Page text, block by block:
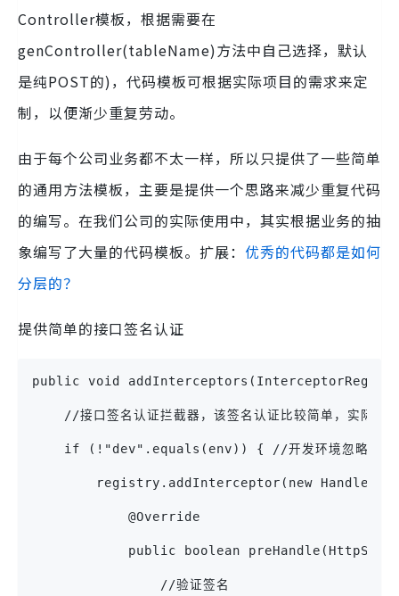
Controller模板，根据需要在
genController(tableName)方法中自己选择，默认
是纯POST的)，代码模板可根据实际项目的需求来定
制，以便渐少重复劳动。
由于每个公司业务都不太一样，所以只提供了一些简单
的通用方法模板，主要是提供一个思路来减少重复代码
的编写。在我们公司的实际使用中，其实根据业务的抽
象编写了大量的代码模板。扩展： 优秀的代码都是如何
分层的？
提供简单的接口签名认证
public void
//接口签名认证拦截器，该签名认证比较简单，实际
if (!"dev".equals(env)) { //开发环境忽略签名
registry.addInterceptor(new
            @Override
public boolean
                //验证签名